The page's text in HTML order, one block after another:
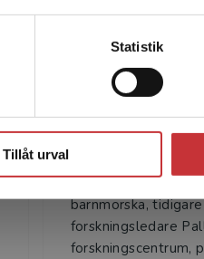
Statistik
Tillåt urval
Britt-Marie
legitimerad
barnmorska, tidigare
forskningsledare
forskningscentrum,